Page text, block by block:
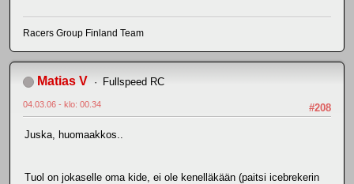
Racers Group Finland Team
Matias V Fullspeed RC
#208
04.03.06 - klo: 00.34
Juska, huomaakkos..
Tuol on jokaselle oma kide, ei ole kenelläkään (paitsi icebrekerin